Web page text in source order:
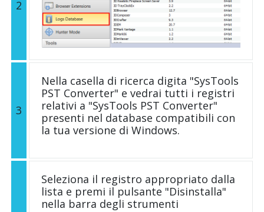
2
3
Nella casella di ricerca digita "SysTools
PST Converter" e vedrai tutti i registri
relativi a "SysTools PST Converter"
presenti nel database compatibili con
la tua versione di Windows.
Seleziona il registro appropriato dalla
lista e premi il pulsante "Disinstalla"
nella barra degli strumenti